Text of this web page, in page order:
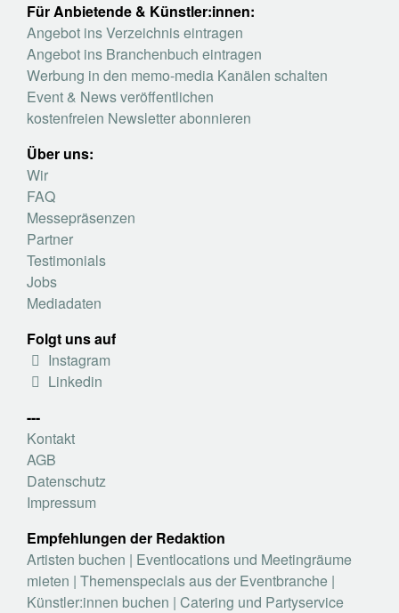
Für Anbietende & Künstler:innen:
Angebot ins Verzeichnis eintragen
Angebot ins Branchenbuch eintragen
Werbung in den memo-media Kanälen schalten
Event & News veröffentlichen
kostenfreien Newsletter abonnieren
Über uns:
Wir
FAQ
Messepräsenzen
Partner
Testimonials
Jobs
Mediadaten
Folgt uns auf
Instagram
Linkedin
---
Kontakt
AGB
Datenschutz
Impressum
Empfehlungen der Redaktion
Artisten buchen | Eventlocations und Meetingräume
mieten | Themenspecials aus der Eventbranche |
Künstler:innen buchen | Catering und Partyservice